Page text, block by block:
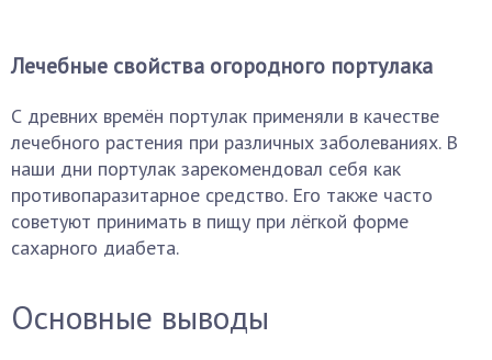
Лечебные свойства огородного портулака
С древних времён портулак применяли в качестве
лечебного растения при различных заболеваниях. В
наши дни портулак зарекомендовал себя как
противопаразитарное средство. Его также часто
советуют принимать в пищу при лёгкой форме
сахарного диабета.
Основные выводы